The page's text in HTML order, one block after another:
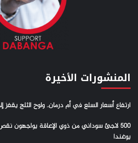
المنشورات الأخيرة
ارتفاع أسعار السلع في أم درمان.. ولوح الثلج يقفز إلى 30 ألف
500 لاجئ سوداني من ذوي الإعاقة يواجهون
يوغندا